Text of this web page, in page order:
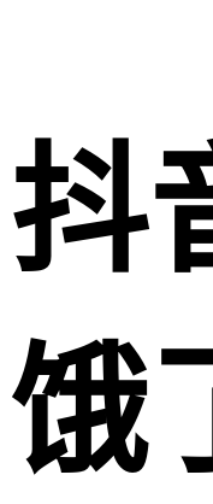
抖
饿